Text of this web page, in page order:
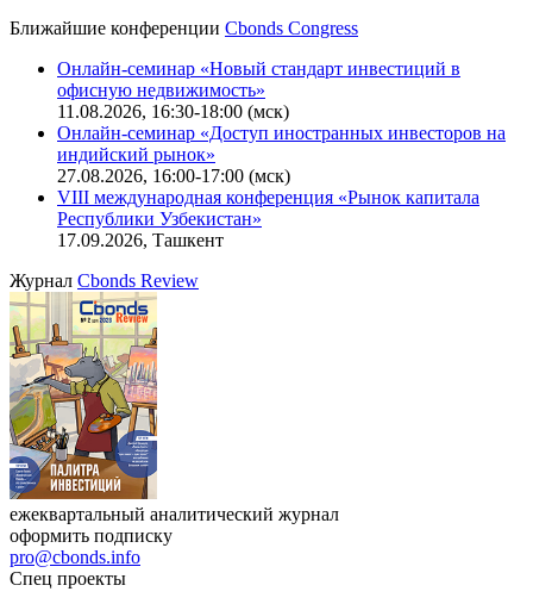
Ближайшие конференции Cbonds Congress
Онлайн-семинар «Новый стандарт инвестиций в
офисную недвижимость»
11.08.2026, 16:30-18:00 (мск)
Онлайн-семинар «Доступ иностранных инвесторов на
индийский рынок»
27.08.2026, 16:00-17:00 (мск)
VIII международная конференция «Рынок капитала
Республики Узбекистан»
17.09.2026, Ташкент
Журнал Cbonds Review
ежеквартальный аналитический журнал
оформить подписку
pro@cbonds.info
Спец проекты